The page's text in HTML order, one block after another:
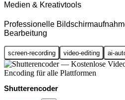
Medien & Kreativtools
Professionelle
Bearbeitung
screen-recording video-editing ai-
Shutterencoder